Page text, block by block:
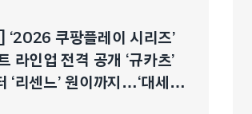
‘2026 쿠팡플레이 시리즈’
라인업 전격 공개 ‘규카츠’
‘리센느’ 원이까지…‘대세
!